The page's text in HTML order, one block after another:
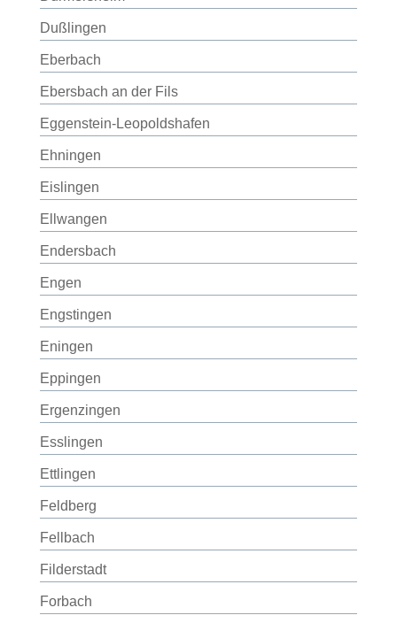
Dußlingen
Eberbach
Ebersbach an der Fils
Eggenstein-Leopoldshafen
Ehningen
Eislingen
Ellwangen
Endersbach
Engen
Engstingen
Eningen
Eppingen
Ergenzingen
Esslingen
Ettlingen
Feldberg
Fellbach
Filderstadt
Forbach